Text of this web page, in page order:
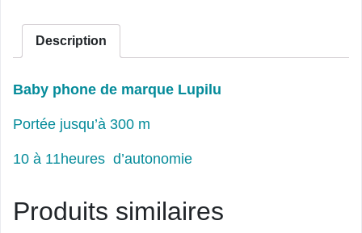
Description
Baby phone de marque Lupilu
Portée jusqu’à 300 m
10 à 11heures d’autonomie
Produits similaires